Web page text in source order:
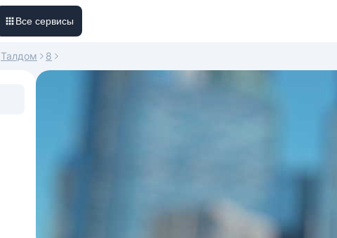
Все сервисы
Талдом 8